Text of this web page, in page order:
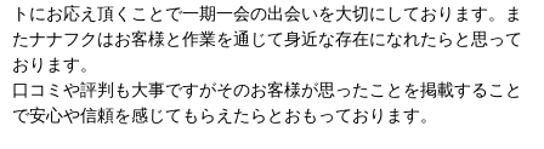
トにお応え頂くことで一期一会の出会いを大切にしております。ま
たナナフクはお客様と作業を通じて身近な存在になれたらと思って
おります。
口コミや評判も大事ですがそのお客様が思ったことを掲載すること
で安心や信頼を感じてもらえたらとおもっております。